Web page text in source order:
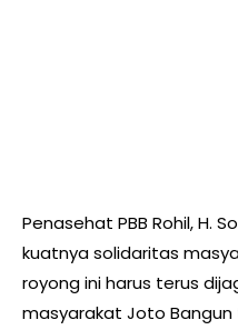
Penasehat PBB Rohil, H.
kuatnya solidaritas
royong ini harus terus
masyarakat Joto